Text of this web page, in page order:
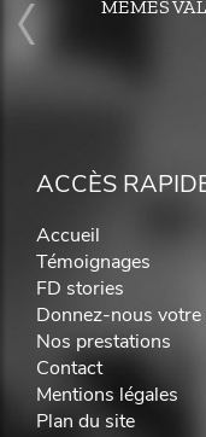
MÊMES
ACCÈS
Accueil
Témoignages
FD stories
Donnez-nous votre
Nos prestations
Contact
Mentions légales
Plan du site